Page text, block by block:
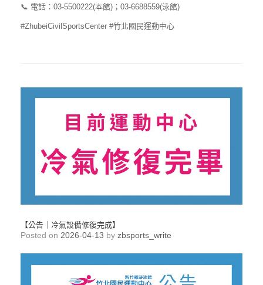
📞 電話：03-5500222(本館)；03-6688559(泳館)
#ZhubeiCivilSportsCenter #竹北國民運動中心
【公告｜冷氣設備修復完成】
Posted on 2026-04-13 by zbsports_write